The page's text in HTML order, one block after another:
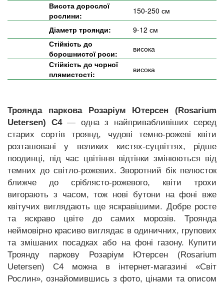
Висота дорослої
рослини:
150-250 см
Діаметр троянди:
9-12 см
Стійкість до
борошнистої роси:
висока
Стійкість до чорної
плямистості:
висока
Троянда паркова Розаріум Ютерсен (Rosarium
Uetersen) С4— одна з найпривабливіших серед
старих сортів троянд, чудові темно-рожеві квіти
розташовані у великих кистях-суцвіттях, рідше
поодинці, під час цвітіння відтінки змінюються від
темних до світло-рожевих. Зворотний бік пелюсток
ближче до сріблясто-рожевого, квіти трохи
вигорають з часом, тож нові бутони на фоні вже
квітучих виглядають ще яскравішими. Добре росте
та яскраво цвіте до самих морозів. Троянда
неймовірно красиво виглядає в одиничних, групових
та змішаних посадках або на фоні газону. Купити
Троянду паркову Розаріум Ютерсен (Rosarium
Uetersen) С4 можна в інтернет-магазині «Світ
Рослин», ознайомившись з фото, цінами та описом